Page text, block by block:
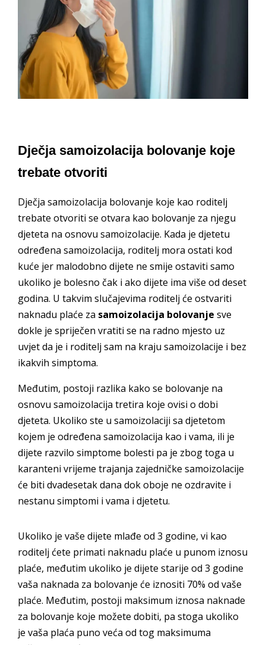
Dječja samoizolacija bolovanje koje
trebate otvoriti
Dječja samoizolacija bolovanje koje kao roditelj
trebate otvoriti se otvara kao bolovanje za njegu
djeteta na osnovu samoizolacije. Kada je djetetu
određena samoizolacija, roditelj mora ostati kod
kuće jer malodobno dijete ne smije ostaviti samo
ukoliko je bolesno čak i ako dijete ima više od deset
godina. U takvim slučajevima roditelj će ostvariti
naknadu plaće za samoizolacija bolovanje sve
dokle je spriječen vratiti se na radno mjesto uz
uvjet da je i roditelj sam na kraju samoizolacije i bez
ikakvih simptoma.
Međutim, postoji razlika kako se bolovanje na
osnovu samoizolacija tretira koje ovisi o dobi
djeteta. Ukoliko ste u samoizolaciji sa djetetom
kojem je određena samoizolacija kao i vama, ili je
dijete razvilo simptome bolesti pa je zbog toga u
karanteni vrijeme trajanja zajedničke samoizolacije
će biti dvadesetak dana dok oboje ne ozdravite i
nestanu simptomi i vama i djetetu.
Ukoliko je vaše dijete mlađe od 3 godine, vi kao
roditelj ćete primati naknadu plaće u punom iznosu
plaće, međutim ukoliko je dijete starije od 3 godine
vaša naknada za bolovanje će iznositi 70% od vaše
plaće. Međutim, postoji maksimum iznosa naknade
za bolovanje koje možete dobiti, pa stoga ukoliko
je vaša plaća puno veća od tog maksimuma